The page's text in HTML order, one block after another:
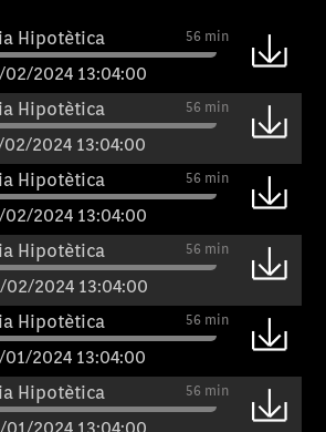
Hipotètica 56 min
02/2024 13:04:00
Hipotètica
56 min
02/2024 13:04:00
Hipotètica
56 min
02/2024 13:04:00
Hipotètica
56 min
02/2024 13:04:00
Hipotètica
56 min
01/2024 13:04:00
Hipotètica
56 min